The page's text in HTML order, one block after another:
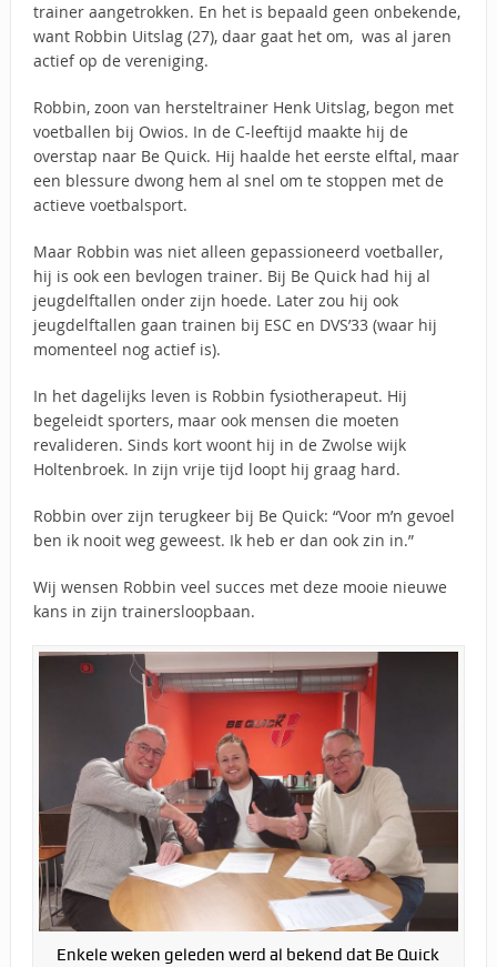
trainer aangetrokken. En het is bepaald geen onbekende,
want Robbin Uitslag (27), daar gaat het om, was al jaren
actief op de vereniging.
Robbin, zoon van hersteltrainer Henk Uitslag, begon met
voetballen bij Owios. In de C-leeftijd maakte hij de
overstap naar Be Quick. Hij haalde het eerste elftal, maar
een blessure dwong hem al snel om te stoppen met de
actieve voetbalsport.
Maar Robbin was niet alleen gepassioneerd voetballer,
hij is ook een bevlogen trainer. Bij Be Quick had hij al
jeugdelftallen onder zijn hoede. Later zou hij ook
jeugdelftallen gaan trainen bij ESC en DVS’33 (waar hij
momenteel nog actief is).
In het dagelijks leven is Robbin fysiotherapeut. Hij
begeleidt sporters, maar ook mensen die moeten
revalideren. Sinds kort woont hij in de Zwolse wijk
Holtenbroek. In zijn vrije tijd loopt hij graag hard.
Robbin over zijn terugkeer bij Be Quick: “Voor m’n gevoel
ben ik nooit weg geweest. Ik heb er dan ook zin in.”
Wij wensen Robbin veel succes met deze mooie nieuwe
kans in zijn trainersloopbaan.
Enkele weken geleden werd al bekend dat Be Quick